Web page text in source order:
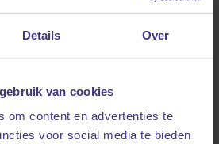
Details Over
van cookies
om content en advertenties te
voor social media te bieden